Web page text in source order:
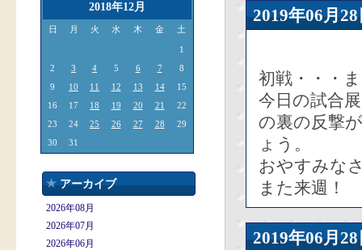
2018年12月
日 月 火 水 木 金 土
1
2
3 4 5 6 7
8
9
10 11 12 13 14
15
16
17 18 19 20 21
22
23
24 25 26 27 28
29
30
31
アーカイブ
2026年08月
2026年07月
2026年06月
2019年06
初戦・・・
今日の試合
の裏の反撃
ょう。
おやすみな
また来週！
2019年06